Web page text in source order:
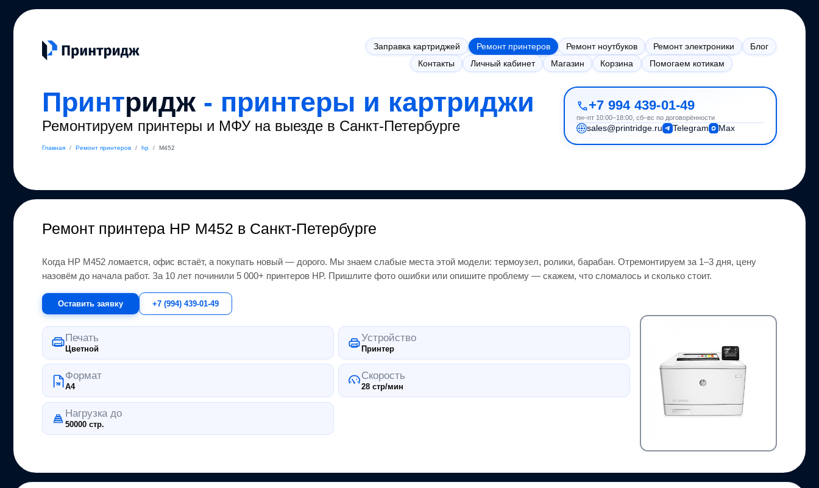
Заправка картриджей Ремонт принтеров Ремонт ноутбуков Ремонт электроники
Блог
Контакты
Личный кабинет Магазин Корзина Помогаем котикам
Принтридж - принтеры и картриджи
Ремонтируем принтеры и МФУ на выезде в Санкт-Петербурге
Главная / Ремонт принтеров / hp / M452
+7 994 439-01-49
пн–пт 10:00–18:00, сб–вс по договорённости
sales@printridge.ru Telegram Max
Ремонт принтера HP M452 в Санкт-Петербурге
Когда HP M452 ломается, офис встаёт, а покупать новый — дорого. Мы знаем слабые места этой модели: термоузел, ролики, барабан. Отремонтируем за 1–3 дня, цену
назовём до начала работ. За 10 лет починили 5 000+ принтеров HP. Пришлите фото ошибки или опишите проблему — скажем, что сломалось и сколько стоит.
Оставить заявку +7 (994) 439-01-49
Печать
Цветной
Устройство
Принтер
Формат
A4
Скорость
28 стр/мин
Нагрузка до
50000 стр.